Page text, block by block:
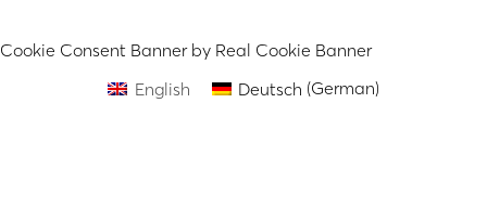
Cookie Consent Banner by Real Cookie Banner
English
Deutsch (German)